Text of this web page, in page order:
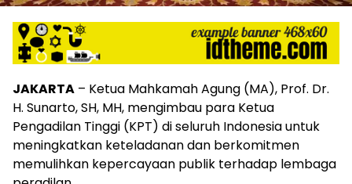
JAKARTA – Ketua Mahkamah Agung (MA), Prof. Dr.
H. Sunarto, SH, MH, mengimbau para Ketua
Pengadilan Tinggi (KPT) di seluruh Indonesia untuk
meningkatkan keteladanan dan berkomitmen
memulihkan kepercayaan publik terhadap lembaga